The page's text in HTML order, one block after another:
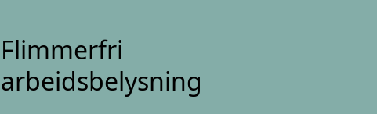
Flimmerfri
arbeidsbelysning